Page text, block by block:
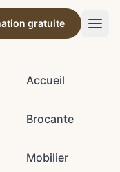
gratuite
Accueil
Brocante
Mobilier
les vrais
esthétique
en 1925,